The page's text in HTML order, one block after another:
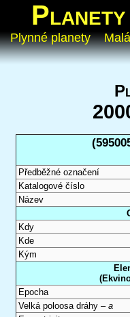
Planety
Plynné planety
Předběžné označení
Katalogové číslo
Název
Kdy
Kde
Kým
Epocha
Velká poloosa dráhy – a